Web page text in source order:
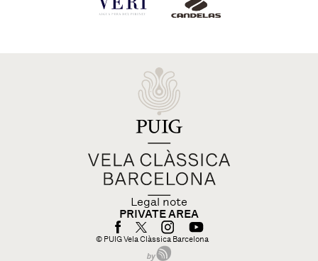
Legal note
PRIVATE AREA
© PUIG Vela Clàssica Barcelona